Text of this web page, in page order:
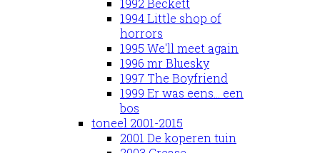
1992 Beckett
1994 Little shop of
horrors
1995 We'll meet again
1996 mr Bluesky
1997 The Boyfriend
1999 Er was eens... een
bos
toneel 2001-2015
2001 De koperen tuin